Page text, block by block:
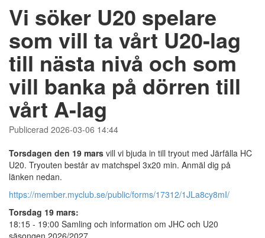
Vi söker U20 spelare
som vill ta vårt U20-lag
till nästa nivå och som
vill banka på dörren till
vårt A-lag
Publicerad 2026-03-06 14:44
Torsdagen den 19 mars vill vi bjuda in till tryout med Järfälla HC
U20. Tryouten består av matchspel 3x20 min. Anmäl dig på
länken nedan.
https://member.myclub.se/public/forms/17312/1JLa8cy8mI/
Torsdag 19 mars:
18:15 - 19:00 Samling och information om JHC och U20
säsongen 2026/2027